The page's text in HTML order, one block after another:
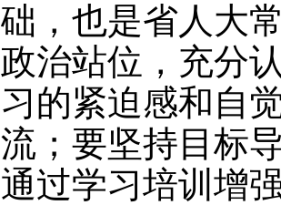
础，也是省人大
政治站位，充分
习的紧迫感和自
流；要坚持目标
通过学习培训增